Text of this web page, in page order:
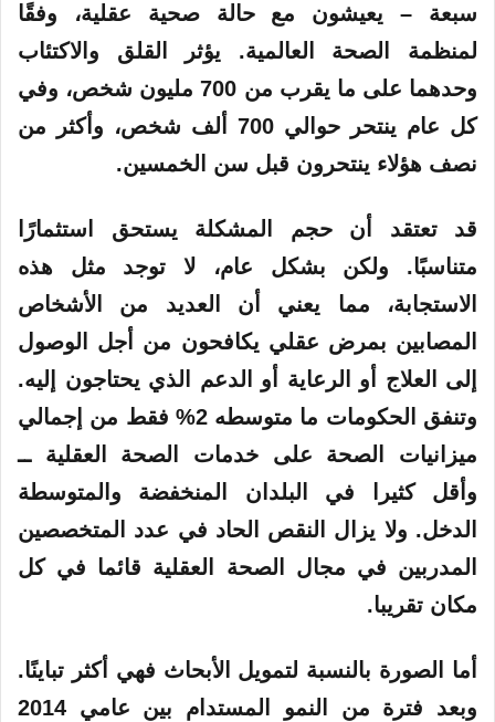
سبعة – يعيشون مع حالة صحية عقلية، وفقًا
لمنظمة الصحة العالمية. يؤثر القلق والاكتئاب
وحدهما على ما يقرب من 700 مليون شخص، وفي
كل عام ينتحر حوالي 700 ألف شخص، وأكثر من
نصف هؤلاء ينتحرون قبل سن الخمسين.
قد تعتقد أن حجم المشكلة يستحق استثمارًا
متناسبًا. ولكن بشكل عام، لا توجد مثل هذه
الاستجابة، مما يعني أن العديد من الأشخاص
المصابين بمرض عقلي يكافحون من أجل الوصول
إلى العلاج أو الرعاية أو الدعم الذي يحتاجون إليه.
وتنفق الحكومات ما متوسطه 2% فقط من إجمالي
ميزانيات الصحة على خدمات الصحة العقلية ــ
وأقل كثيرا في البلدان المنخفضة والمتوسطة
الدخل. ولا يزال النقص الحاد في عدد المتخصصين
المدربين في مجال الصحة العقلية قائما في كل
مكان تقريبا.
أما الصورة بالنسبة لتمويل الأبحاث فهي أكثر تباينًا.
وبعد فترة من النمو المستدام بين عامي 2014